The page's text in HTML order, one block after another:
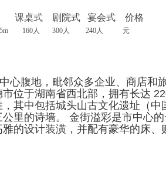
桌式 剧院式 宴会式 价格
160人 300人 240人 元
腹地，毗邻众多企业、商店和
位于湖南省西北部，拥有长达
其中包括城头山古文化遗址（中
里的诗墙。 金街溢彩是市中心
的设计装潢，并配有豪华的床